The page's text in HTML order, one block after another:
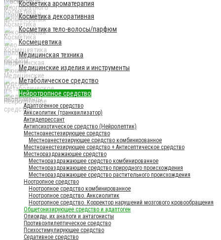
Косметика ароматерапия
Косметика декоративная
Косметика тело-волосы/парфюм
Космецевтика
Медицинская техника
Медицинские изделия и инструменты
Метаболическое средство
Нейротропное средство
Адаптогенное средство
Анксиолитик (транквилизатор)
Антидепрессант
Антипсихотическое средство (Нейролептик)
Местноанестезирующее средство
Местноанестезирующее средство комбинированное
Местноанестезирующее средство + Антисептическое средство
Местнораздражающее средство
Местнораздражающее средство комбинированное
Местнораздражающее средство природного происхождения
Местнораздражающее средство растительного происхождения
Ноотропное средство
Ноотропное средство комбинированное
Ноотропное средство. Анксиолитик
Ноотропное средство. Корректор нарушений мозгового кровообращения
Общетонизирующее средство и адаптоген
Опиоиды, их аналоги и антагонисты
Противоэпилептическое средство
Психостимулирующее средство
Седативное средство